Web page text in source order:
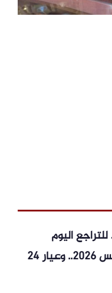
اليوم
الخميس 6 أغسطس 2026.. وعيار 24